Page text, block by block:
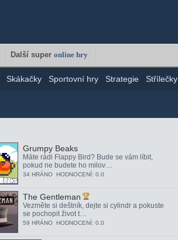
Další super online hry
Skákačky Sportovní hry Strategie Střílečky
Grumpy Beaks
Máte rádi Flappy Bird? Bude se vám líbit,
pokud ne budete ho milov…
34 HRÁNO HODNOCENÍ: 0.0
The Gentleman
Vezměte si deštník, dejte si cylindr a pokuste
se pochopit život t…
59 HRÁNO HODNOCENÍ: 0.0